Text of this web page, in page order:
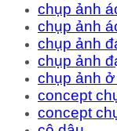
chụp ảnh
chụp ảnh
chụp ảnh
chụp ảnh
chụp ảnh ở
concept
concept